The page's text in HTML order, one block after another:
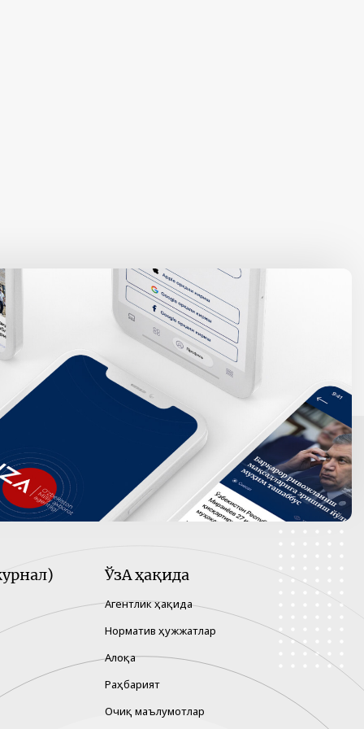
ЎзА ҳақида
Агентлик ҳақида
Норматив ҳужжатлар
Алоқа
Раҳбарият
Очиқ маълумотлар